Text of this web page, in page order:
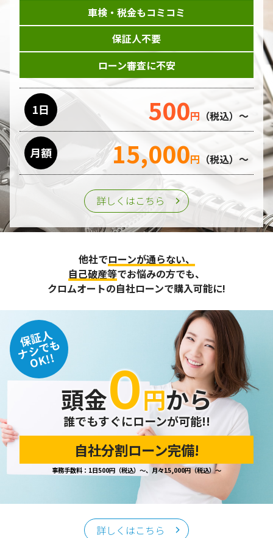
車検・税金もコミコミ
保証人不要
ローン審査に不安
1日 500円 （税込）～
月額 15,000円 （税込）～
詳しくはこちら
他社でローンが通らない、
自己破産等でお悩みの方でも、
クロムオートの自社ローンで購入可能に!
保証人
ナシでも
OK!!
頭金０円から
誰でもすぐにローンが可能!!
自社分割ローン完備!
事務手数料：1日500円（税込）～、月々15,000円（税込）～
詳しくはこちら